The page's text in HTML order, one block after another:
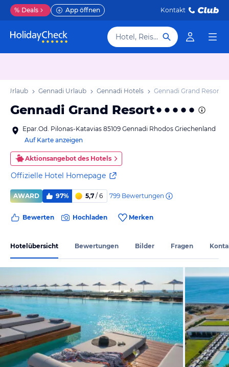
% Deals App öffnen Kontakt
Hotel, Reiseziel
Urlaub Gennadi Urlaub Gennadi Hotels Gennadi Grand Resort
Gennadi Grand Resort
Epar.Od. Pilonas-Katavias 85109 Gennadi Rhodos Griechenland
Auf Karte anzeigen
Aktionsangebot des Hotels
Offizielle Hotel Homepage
AWARD 97% 5,7 / 6 799 Bewertungen
Bewerten Hochladen Merken
Hotelübersicht Bewertungen Bilder Fragen
vom